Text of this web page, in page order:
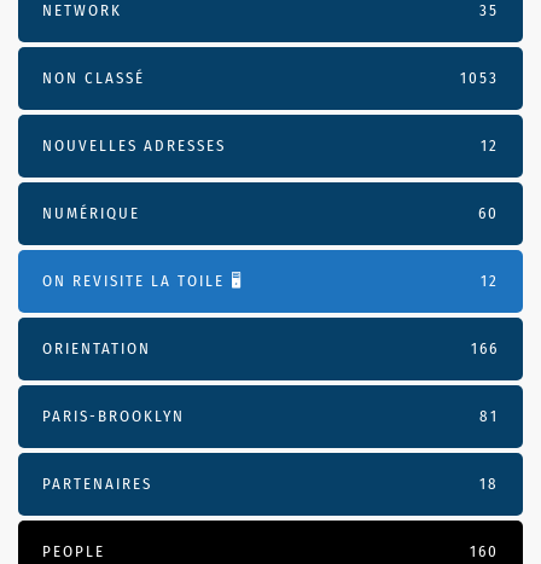
NETWORK 35
NON CLASSÉ 1053
NOUVELLES ADRESSES 12
NUMÉRIQUE 60
ON REVISITE LA TOILE 🖥️ 12
ORIENTATION 166
PARIS-BROOKLYN 81
PARTENAIRES 18
PEOPLE 160